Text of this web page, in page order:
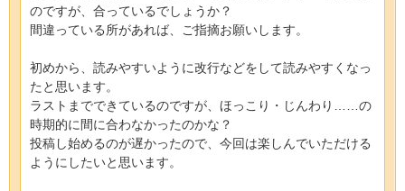
のですが、合っているでしょうか？
間違っている所があれば、ご指摘お願いします。
初めから、読みやすいように改行などをして読みやすくなっ
たと思います。
ラストまでできているのですが、ほっこり・じんわり……の
時期的に間に合わなかったのかな？
投稿し始めるのが遅かったので、今回は楽しんでいただける
ようにしたいと思います。